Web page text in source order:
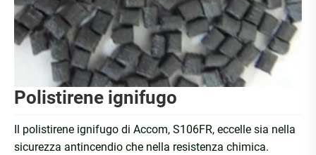
Polistirene ignifugo
Il polistirene ignifugo di Accom, S106FR, eccelle sia nella
sicurezza antincendio che nella resistenza chimica.